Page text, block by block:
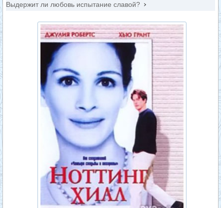
Выдержит ли любовь испытание славой?